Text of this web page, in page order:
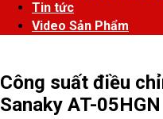
Tin tức
Video Sản Phẩm
Công suất điều
Sanaky AT-05HGN